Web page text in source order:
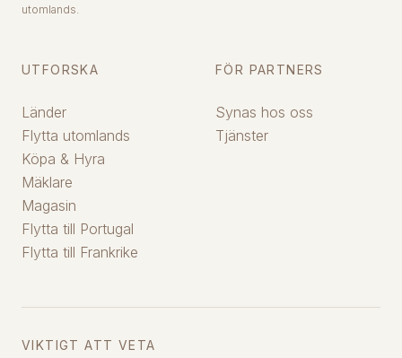
utomlands.
UTFORSKA
Länder
Flytta utomlands
Köpa & Hyra
Mäklare
Magasin
Flytta till Portugal
Flytta till Frankrike
FÖR PARTNERS
Synas hos oss
Tjänster
VIKTIGT ATT VETA